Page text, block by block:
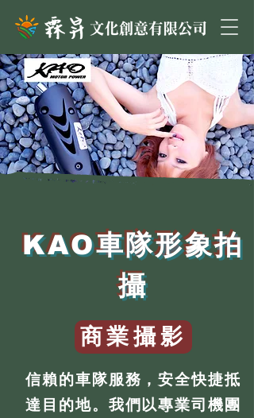
KAO車隊形象拍
攝
商業攝影
信賴的車隊服務，安全快捷抵
達目的地。我們以專業司機團